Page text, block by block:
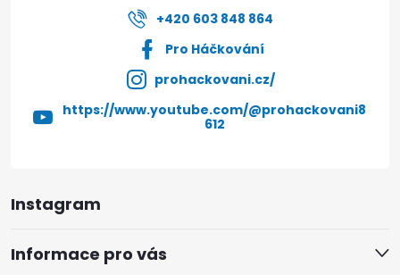
Instagram
Informace pro vás
+420 603 848 864
Pro Háčkování
prohackovani.cz/
https://www.youtube.com/@prohackovani8
612